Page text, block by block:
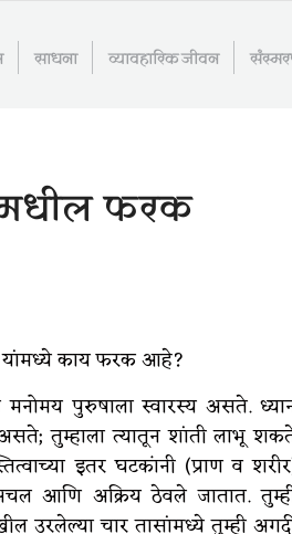
साधना व्यावहारिक जीवन
फरक
काय फरक आहे?
पुरुषाला स्वारस्य असते.
तुम्हाला त्यातून शांती लाभू
इतर घटकांनी (प्राण व
आणि अक्रिय ठेवले जातात.
उरलेल्या चार तासांमध्ये तुम्ही